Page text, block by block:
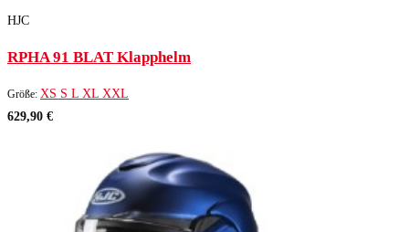
HJC
RPHA 91 BLAT Klapphelm
Größe: XS S L XL XXL
629,90 €